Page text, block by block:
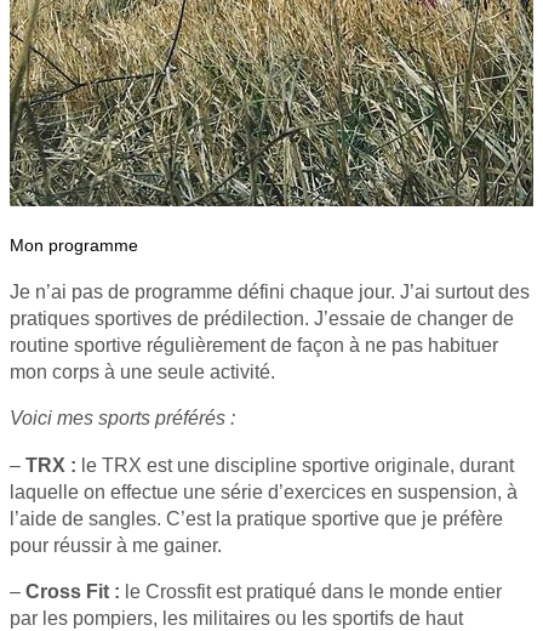
Mon programme
Je n’ai pas de programme défini chaque jour. J’ai surtout des
pratiques sportives de prédilection. J’essaie de changer de
routine sportive régulièrement de façon à ne pas habituer
mon corps à une seule activité.
Voici mes sports préférés :
– TRX : le TRX est une discipline sportive originale, durant
laquelle on effectue une série d’exercices en suspension, à
l’aide de sangles. C’est la pratique sportive que je préfère
pour réussir à me gainer.
– Cross Fit : le Crossfit est pratiqué dans le monde entier
par les pompiers, les militaires ou les sportifs de haut